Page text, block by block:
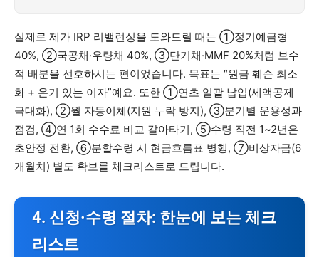
실제로 제가 IRP 리밸런싱을 도와드릴 때는 ①정기예금형
40%, ②국공채·우량채 40%, ③단기채·MMF 20%처럼 보수
적 배분을 선호하시는 편이었습니다. 목표는 “원금 훼손 최소
화 + 온기 있는 이자”예요. 또한 ①연초 일괄 납입(세액공제
극대화), ②월 자동이체(지원 누락 방지), ③분기별 운용성과
점검, ④연 1회 수수료 비교 갈아타기, ⑤수령 직전 1~2년은
초안정 전환, ⑥분할수령 시 현금흐름표 병행, ⑦비상자금(6
개월치) 별도 확보를 체크리스트로 드립니다.
4. 신청·수령 절차: 한눈에 보는 체크
리스트